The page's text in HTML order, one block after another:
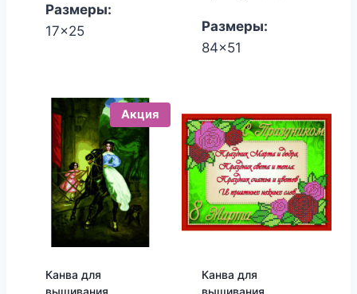
Размеры:
17x25
Размеры:
84x51
Акция
Канва для
вышивания
Канва для
вышивания